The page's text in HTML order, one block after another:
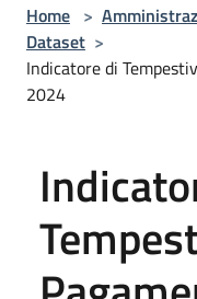
Home >
Dataset >
Indicatore di
2024